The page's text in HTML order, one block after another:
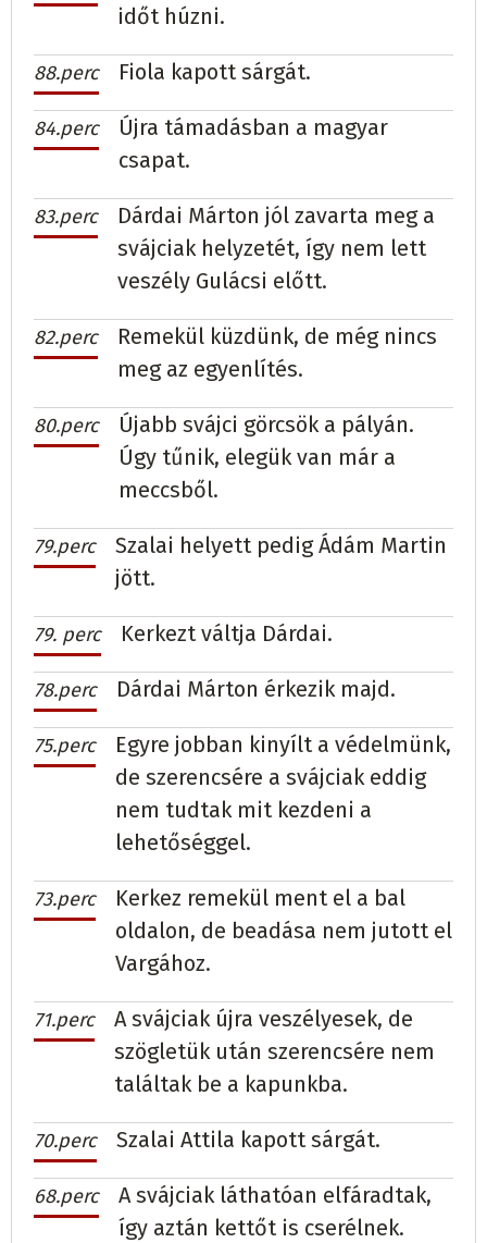
időt húzni.
88.perc Fiola kapott sárgát.
84.perc
Újra támadásban a magyar
csapat.
83.perc
Dárdai Márton jól zavarta meg a
svájciak helyzetét, így nem lett
veszély Gulácsi előtt.
82.perc
Remekül küzdünk, de még nincs
meg az egyenlítés.
80.perc
Újabb svájci görcsök a pályán.
Úgy tűnik, elegük van már a
meccsből.
79.perc
Szalai helyett pedig Ádám Martin
jött.
79. perc Kerkezt váltja Dárdai.
78.perc Dárdai Márton érkezik majd.
75.perc
Egyre jobban kinyílt a védelmünk,
de szerencsére a svájciak eddig
nem tudtak mit kezdeni a
lehetőséggel.
73.perc
Kerkez remekül ment el a bal
oldalon, de beadása nem jutott el
Vargához.
71.perc
A svájciak újra veszélyesek, de
szögletük után szerencsére nem
találtak be a kapunkba.
70.perc Szalai Attila kapott sárgát.
68.perc
A svájciak láthatóan elfáradtak,
így aztán kettőt is cserélnek.